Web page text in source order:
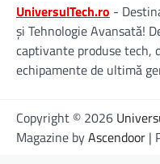
UniversulTech.ro -
și Tehnologie Avansată!
captivante produse tech,
echipamente de ultimă
Copyright © 2026
Magazine byAscendoor |